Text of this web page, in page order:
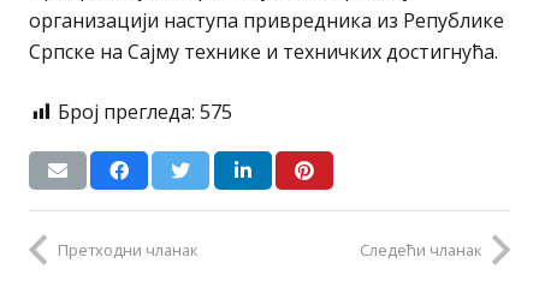
организацији наступа привредника из Републике
Српске на Сајму технике и техничких достигнућа.
Број прегледа: 575
Претходни чланак Следећи чланак